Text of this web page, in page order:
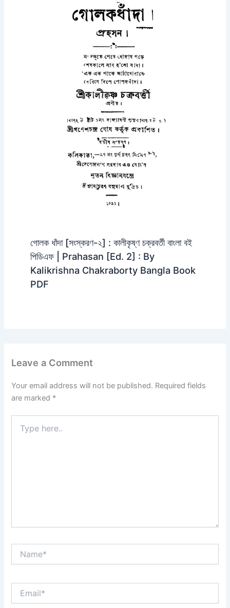
গোলক ধাঁদা [সংস্করণ-২] : কালীকৃষ্ণ চক্রবর্তী বাংলা বই
পিডিএফ | Prahasan [Ed. 2] : By
Kalikrishna Chakraborty Bangla Book
PDF
Leave a Comment
Your email address will not be published. Required fields
are marked *
here..